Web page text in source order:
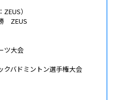
）
勝 ZEUS
ツ大会
バドミントン選手権大会